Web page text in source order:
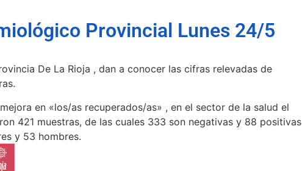
Provincial Lunes 24/5
De La Rioja , dan a conocer las cifras relevadas de
en «los/as recuperados/as» , en el sector de la salud el
421 muestras, de las cuales 333 son negativas y 88 positivas
y 53 hombres.